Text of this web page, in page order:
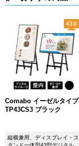
Comabo イーゼルタイプ
TP43CS3 ブラック
縦横兼用、ディスプレイ・ス